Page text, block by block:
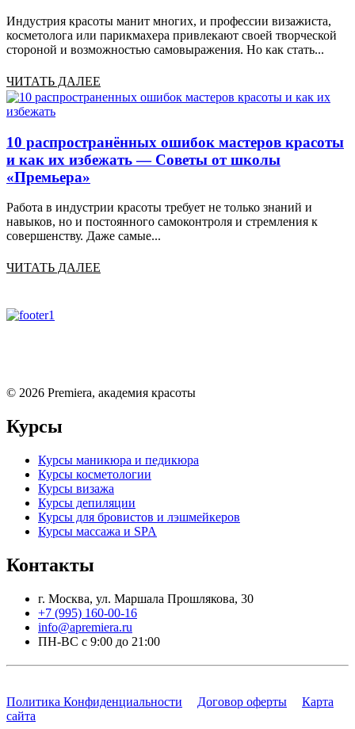
Индустрия красоты манит многих, и профессии визажиста,
косметолога или парикмахера привлекают своей творческой
стороной и возможностью самовыражения. Но как стать...
ЧИТАТЬ ДАЛЕЕ
10 распространённых ошибок мастеров красоты
и как их избежать — Советы от школы
«Премьера»
Работа в индустрии красоты требует не только знаний и
навыков, но и постоянного самоконтроля и стремления к
совершенству. Даже самые...
ЧИТАТЬ ДАЛЕЕ
© 2026 Premiera, академия красоты
Курсы
Курсы маникюра и педикюра
Курсы косметологии
Курсы визажа
Курсы депиляции
Курсы для бровистов и лэшмейкеров
Курсы массажа и SPA
Контакты
г. Москва, ул. Маршала Прошлякова, 30
+7 (995) 160-00-16
info@apremiera.ru
ПН-ВС с 9:00 до 21:00
Политика Конфиденциальности Договор оферты
Карта
сайта